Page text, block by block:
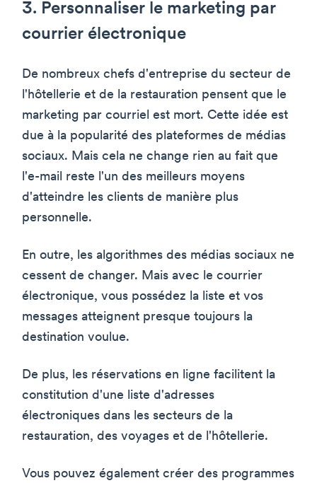
3. Personnaliser le marketing par
courrier électronique
De nombreux chefs d'entreprise du secteur de
l'hôtellerie et de la restauration pensent que le
marketing par courriel est mort. Cette idée est
due à la popularité des plateformes de médias
sociaux. Mais cela ne change rien au fait que
l'e-mail reste l'un des meilleurs moyens
d'atteindre les clients de manière plus
personnelle.
En outre, les algorithmes des médias sociaux ne
cessent de changer. Mais avec le courrier
électronique, vous possédez la liste et vos
messages atteignent presque toujours la
destination voulue.
De plus, les réservations en ligne facilitent la
constitution d'une liste d'adresses
électroniques dans les secteurs de la
restauration, des voyages et de l'hôtellerie.
Vous pouvez également créer des programmes